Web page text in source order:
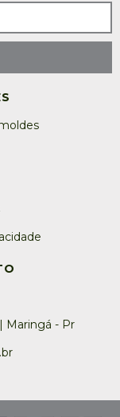
Maringá - Pr